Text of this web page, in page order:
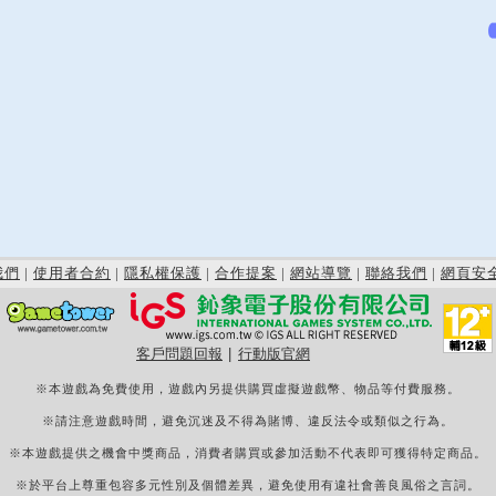
們 | 使用者合約 | 隱私權保護 | 合作提案 | 網站導覽 | 聯絡我們 | 網頁安
客戶問題回報 行動版官網
※本遊戲為免費使用，遊戲內另提供購買虛擬遊戲幣、物品等付費服務。
※請注意遊戲時間，避免沉迷及不得為賭博、違反法令或類似之行為。
※本遊戲提供之機會中獎商品，消費者購買或參加活動不代表即可獲得特定商品。
※於平台上尊重包容多元性別及個體差異，避免使用有違社會善良風俗之言詞。